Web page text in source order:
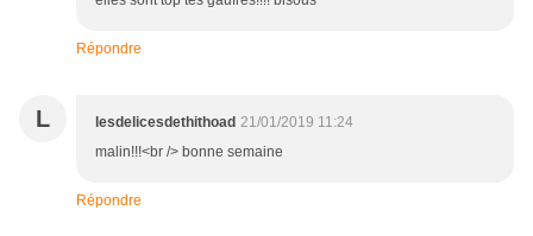
Répondre
L lesdelicesdethithoad 21/01/2019 11:24
malin!!!<br /> bonne semaine
Répondre